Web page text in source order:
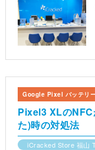
Pixel3 XLのNFC
た)時の対処法
Google Pixel バッテリ
iCracked Store 福山